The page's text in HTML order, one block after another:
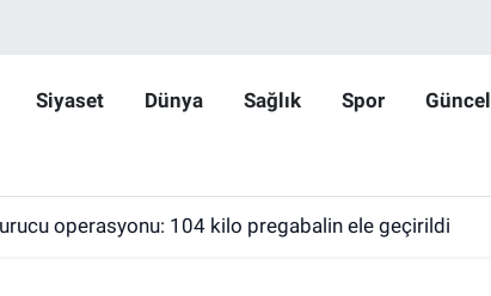
Siyaset Dünya Sağlık Spor Güncel
operasyonu: 104 kilo pregabalin ele geçirildi